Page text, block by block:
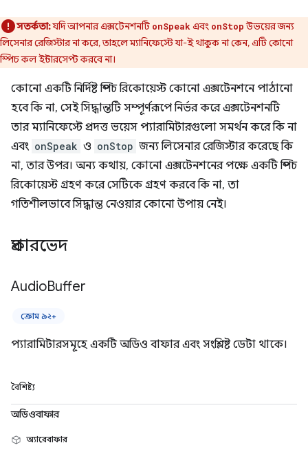
সতর্কতা:যদি আপনার এক্সটেনশনটি onSpeak এবং onStopউভয়ের জন্য
লিসেনার রেজিস্টার না করে, তাহলে ম্যানিফেস্টে যা-ই থাকুক না কেন, এটি কোনো
স্পিচ কল ইন্টারসেপ্ট করবে না।
কোনো একটি নির্দিষ্ট স্পিচ রিকোয়েস্ট কোনো এক্সটেনশনে পাঠানো
হবে কি না, সেই সিদ্ধান্তটি সম্পূর্ণরূপে নির্ভর করে এক্সটেনশনটি
তার ম্যানিফেস্টে প্রদত্ত ভয়েস প্যারামিটারগুলো সমর্থন করে কি না
এবং onSpeak ও onStop জন্য লিসেনার রেজিস্টার করেছে কি
না, তার উপর। অন্য কথায়, কোনো এক্সটেনশনের পক্ষে একটি স্পিচ
রিকোয়েস্ট গ্রহণ করে সেটিকে গ্রহণ করবে কি না, তা
গতিশীলভাবে সিদ্ধান্ত নেওয়ার কোনো উপায় নেই।
প্রকারভেদ
AudioBuffer
ক্রোম ৯২+
প্যারামিটারসমূহে একটি অডিও বাফার এবং সংশ্লিষ্ট ডেটা থাকে।
বৈশিষ্ট্য
অডিওবাফার
অ্যারেবাফার